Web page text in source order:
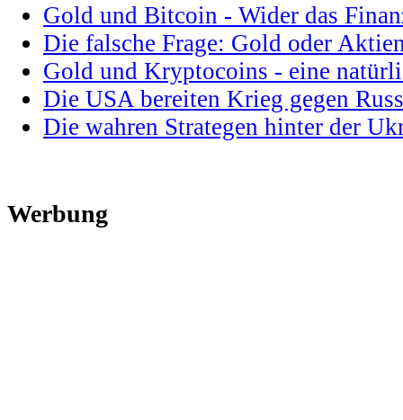
Gold und Bitcoin - Wider das
Die falsche Frage: Gold oder
Gold und Kryptocoins - eine
Die USA bereiten Krieg gegen
Die wahren Strategen hinter der
Werbung